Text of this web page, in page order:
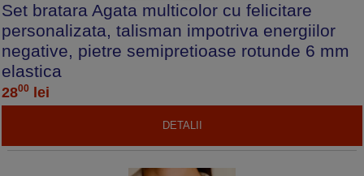
Set bratara Agata multicolor cu felicitare
personalizata, talisman impotriva energiilor
negative, pietre semipretioase rotunde 6 mm
elastica
2800 lei
DETALII